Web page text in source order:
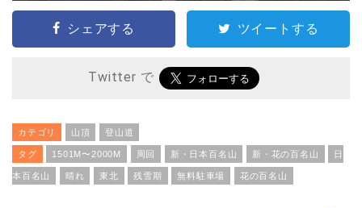
シェアする ツイートする
Twitter で
カテゴリ 山頂 登山道
タグ 1501M〜2000M 周回 新・日本百名山 新・花の百名山 日
本百名山 晴れ 東北 残雪期 無料駐車場 花の百名山